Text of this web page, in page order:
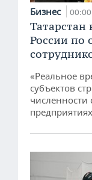
Бизнес 00:00
Татарстан
России по
«Реальное
субъектов
предприятиях